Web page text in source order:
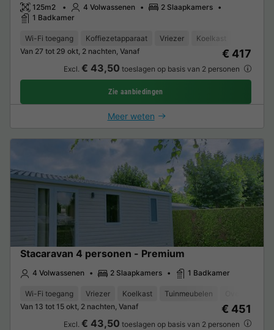
125m2 4 Volwassenen
2 Slaapkamers
1 Badkamer
Wi-Fi toegang Koffiezetapparaat Vriezer Koelkast
Van 27 tot 29 okt, 2 nachten, Vanaf
€ 417
Excl. € 43,50 toeslagen op basis van 2 personen
Zie aanbiedingen
Meer weten
Stacaravan 4 personen - Premium
4 Volwassenen 2 Slaapkamers 1 Badkamer
Wi-Fi toegang Vriezer Koelkast Tuinmeubelen
Van 13 tot 15 okt, 2 nachten, Vanaf
€ 451
Excl. € 43,50 toeslagen op basis van 2 personen